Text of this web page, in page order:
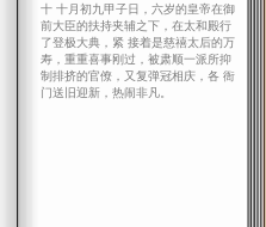
十 十月初九甲子日，六岁的皇帝在御
前大臣的扶持夹辅之下，在太和殿行
了登极大典，紧 接着是慈禧太后的万
寿，重重喜事刚过，被肃顺一派所抑
制排挤的官僚，又复弹冠相庆，各 衙
门送旧迎新，热闹非凡。